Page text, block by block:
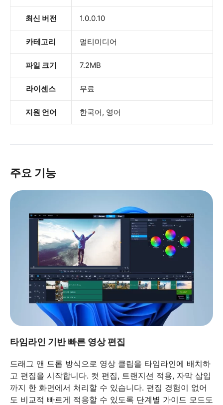
최신 버전 1.0.0.10
카테고리 멀티미디어
파일 크기 7.2MB
라이센스 무료
지원 언어 한국어, 영어
주요 기능
타임라인 기반 빠른 영상 편집
드래그 앤 드롭 방식으로 영상 클립을 타임라인에 배치하
고 편집을 시작합니다. 컷 편집, 트랜지션 적용, 자막 삽입
까지 한 화면에서 처리할 수 있습니다. 편집 경험이 없어
도 비교적 빠르게 적응할 수 있도록 단계별 가이드 모드도